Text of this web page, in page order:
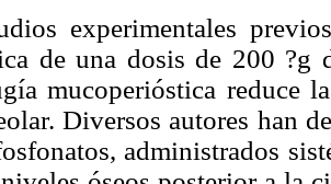
experimentales previos
de una dosis de 200 ?g
mucoperióstica reduce
Diversos autores han
administrados